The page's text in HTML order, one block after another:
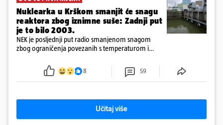
Nuklearka u Krškom smanjit će snagu
reaktora zbog iznimne suše: Zadnji put
je to bilo 2003.
NEK je posljednji put radio smanjenom snagom
zbog ograničenja povezanih s temperaturom i
smanjenje snage bilo potrebno više od 90 dana.
8 59
Učitaj više